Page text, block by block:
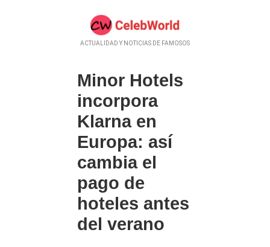
ACTUALIDAD Y NOTICIAS DE FAMOSOS
Minor Hotels
incorpora
Klarna en
Europa: así
cambia el
pago de
hoteles antes
del verano